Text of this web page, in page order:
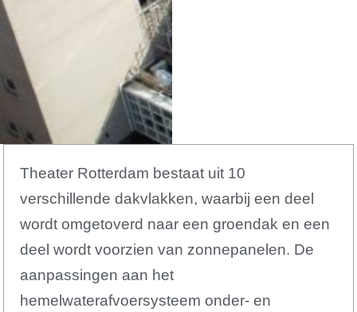
Theater Rotterdam bestaat uit 10
verschillende dakvlakken, waarbij een deel
wordt omgetoverd naar een groendak en een
deel wordt voorzien van zonnepanelen. De
aanpassingen aan het
hemelwaterafvoersysteem onder- en